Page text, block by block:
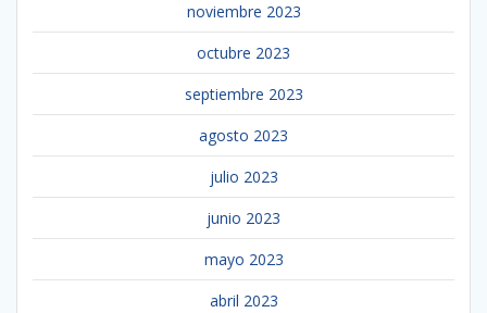
noviembre 2023
octubre 2023
septiembre 2023
agosto 2023
julio 2023
junio 2023
mayo 2023
abril 2023